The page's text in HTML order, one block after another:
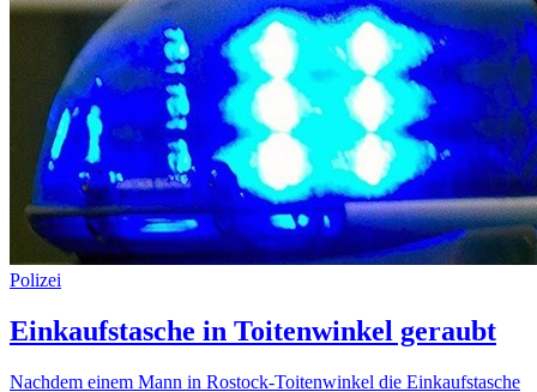
Polizei
Einkaufstasche in Toitenwinkel geraubt
Nachdem einem Mann in Rostock-Toitenwinkel die Einkaufstasche